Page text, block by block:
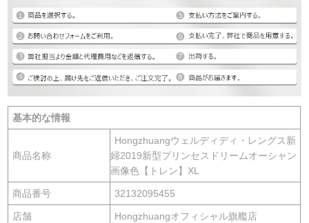
基本的な情報
商品名称
Hongzhuangウェルディディ・レングス新
婦2019新型プリンセスドリームオーシャン
画像色【トレン】XL
商品番号 32132095455
店舗 Hongzhuangオフィシャル旗艦店